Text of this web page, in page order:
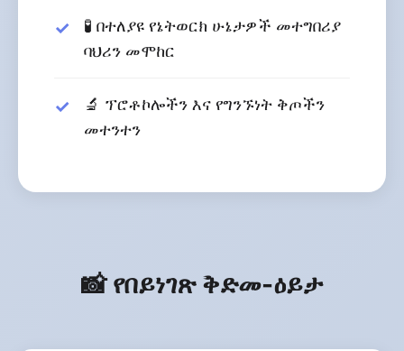
🧪 በተለያዩ የኔትወርክ ሁኔታዎች መተግበሪያ
ባህሪን መሞከር
🔬 ፕሮቶኮሎችን እና የግንኙነት ቅጦችን
መተንተን
📸 የበይነገጽ ቅድመ-ዕይታ